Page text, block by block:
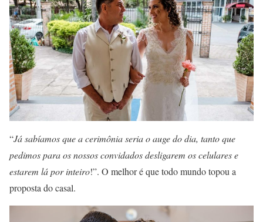
“Já sabíamos que a cerimônia seria o auge do dia, tanto que
pedimos para os nossos convidados desligarem os celulares e
estarem lá por inteiro!”. O melhor é que todo mundo topou a
proposta do casal.